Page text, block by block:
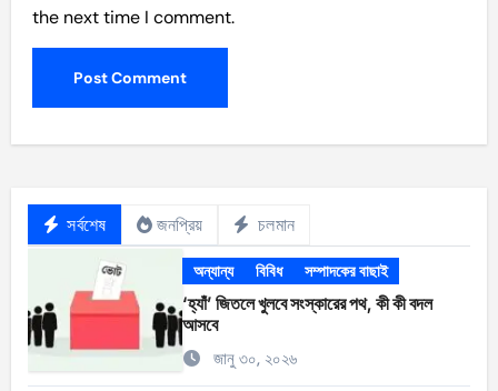
the next time I comment.
সর্বশেষ জনপ্রিয় চলমান
অন্যান্য বিবিধ সম্পাদকের বাছাই
‘হ্যাঁ’ জিতলে খুলবে সংস্কারের পথ, কী কী বদল
আসবে
জানু ৩০, ২০২৬